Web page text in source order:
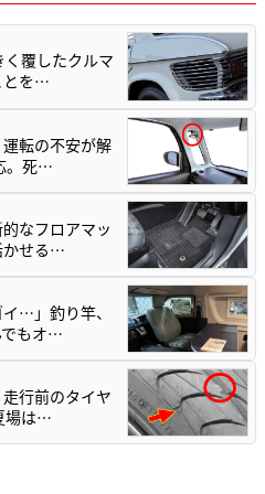
覆したクルマ
とを…
運転の不安が解
。死…
なフロアマッ
かせる…
…」釣り竿、
でもオ…
行前のタイヤ
場は…